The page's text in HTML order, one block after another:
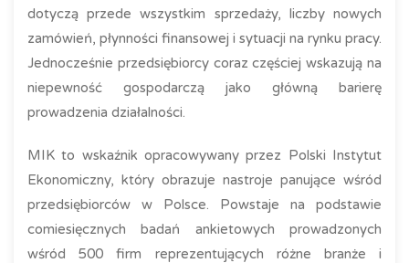
dotyczą przede wszystkim sprzedaży, liczby nowych
zamówień, płynności finansowej i sytuacji na rynku pracy.
Jednocześnie przedsiębiorcy coraz częściej wskazują na
niepewność gospodarczą jako główną barierę
prowadzenia działalności.
MIK to wskaźnik opracowywany przez Polski Instytut
Ekonomiczny, który obrazuje nastroje panujące wśród
przedsiębiorców w Polsce. Powstaje na podstawie
comiesięcznych badań ankietowych prowadzonych
wśród 500 firm reprezentujących różne branże i